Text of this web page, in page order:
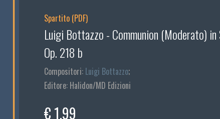
Spartito (PDF)
Luigi Bottazzo - Communion (Moderato) in
Op. 218 b
Compositori: Luigi Bottazzo;
Editore: Halidon/MD Edizioni
€ 1,99